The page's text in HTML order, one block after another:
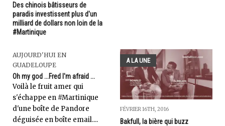
Des chinois bâtisseurs de
paradis investissent plus d'un
milliard de dollars non loin de la
#Martinique
AUJOURD'HUI EN
GUADELOUPE
Oh my god ...Fred I'm afraid ...
Voilà le fruit amer qui
s'échappe en #Martinique
d'une boîte de Pandore
déguisée en boîte email....
A LA UNE
FÉVRIER 16TH, 2016
Bakfull, la bière qui buzz